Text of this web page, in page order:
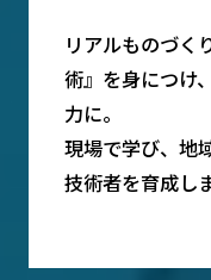
リアルものづく
術』を身につけ
力に。
現場で学び、地
技術者を育成しま